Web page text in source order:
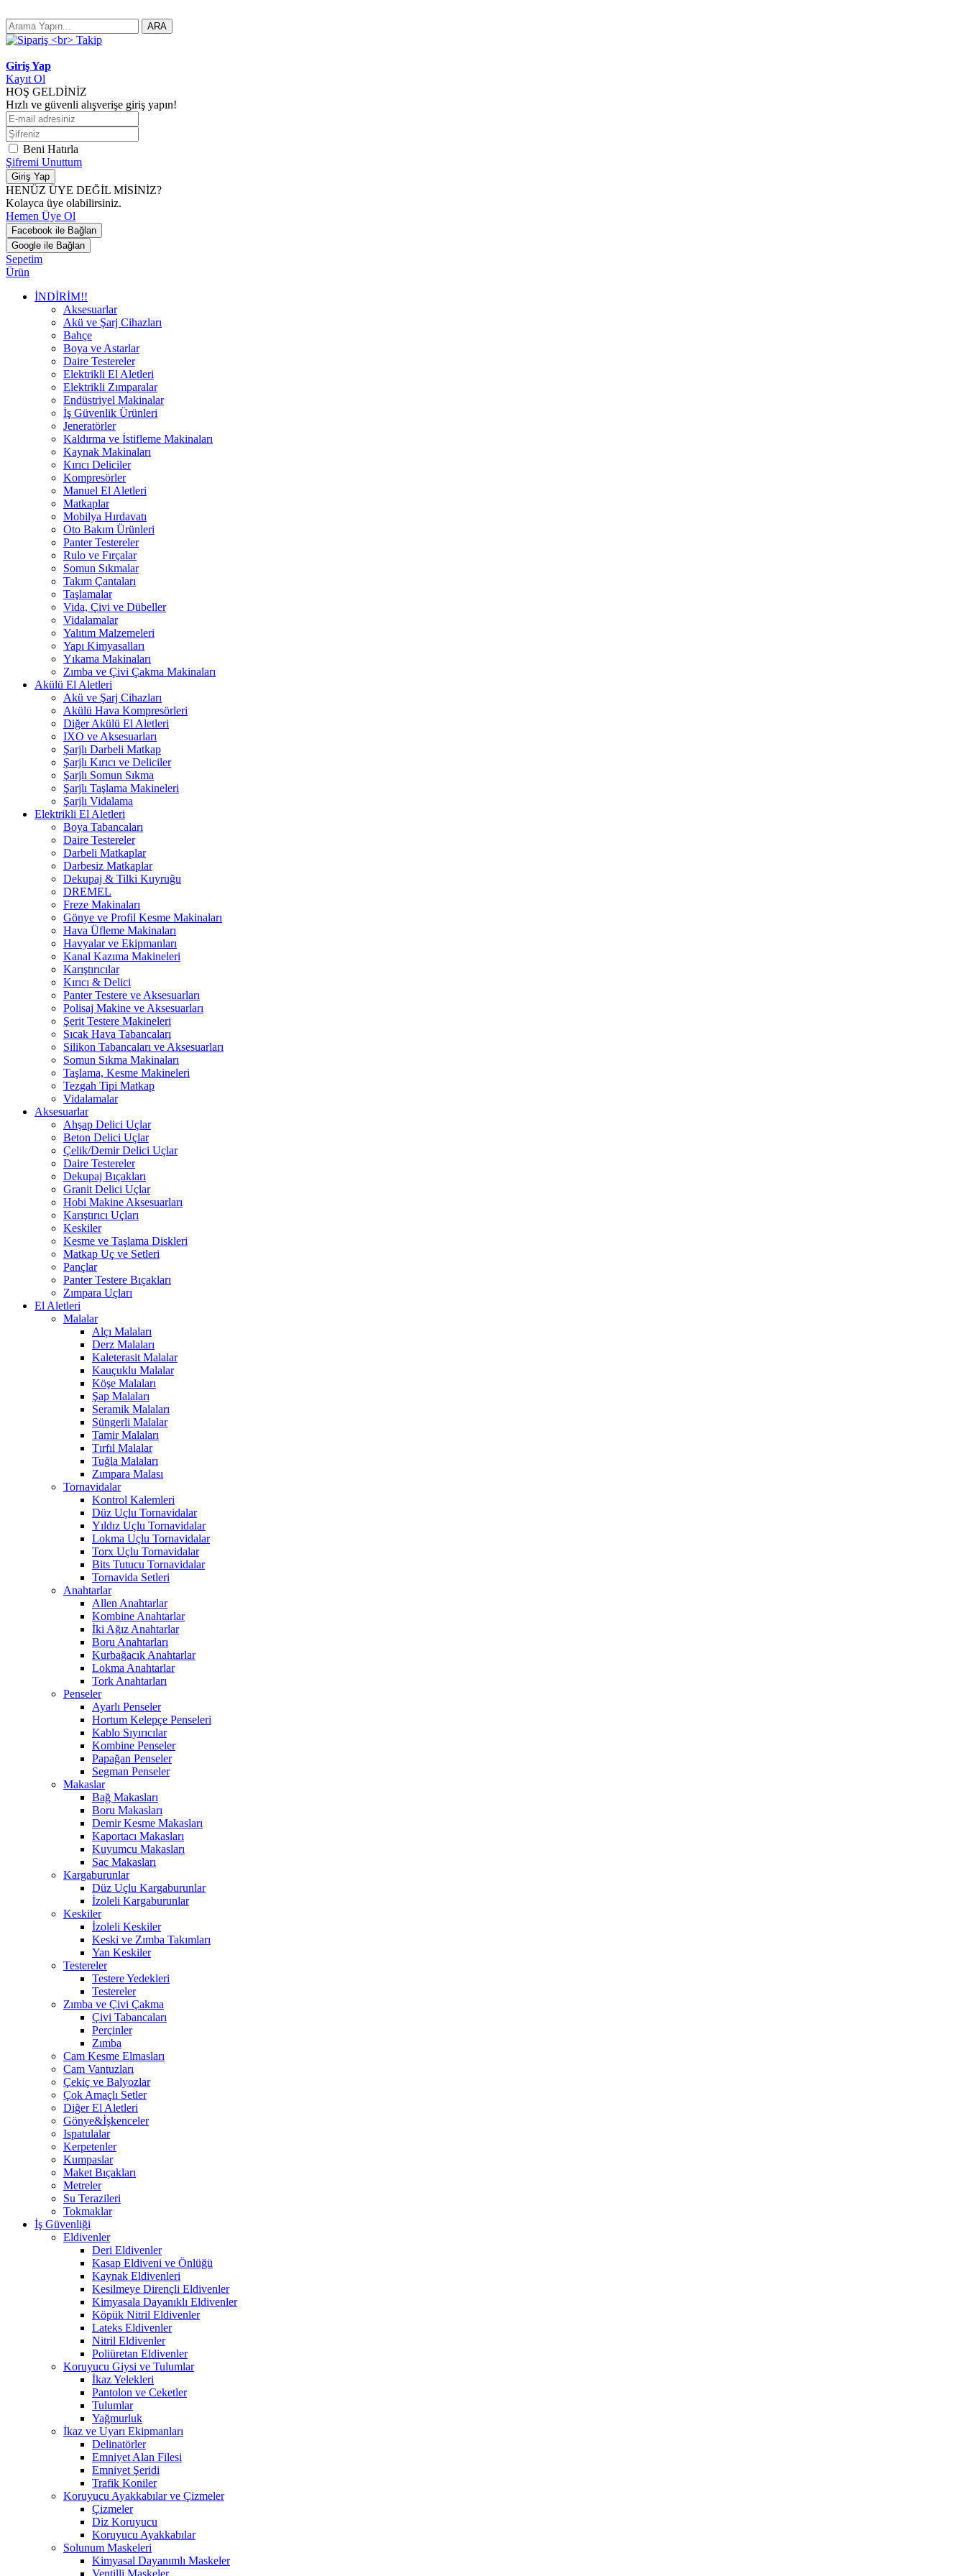
ARA
Giriş Yap
Kayıt Ol
HOŞ GELDİNİZ
Hızlı ve güvenli alışverişe giriş yapın!
Beni Hatırla
Şifremi Unuttum
Giriş Yap
HENÜZ ÜYE DEĞİL MİSİNİZ?
Kolayca üye olabilirsiniz.
Hemen Üye Ol
Facebook ile Bağlan
Google ile Bağlan
Sepetim
Ürün
İNDİRİM!!
Aksesuarlar
Akü ve Şarj Cihazları
Bahçe
Boya ve Astarlar
Daire Testereler
Elektrikli El Aletleri
Elektrikli Zımparalar
Endüstriyel Makinalar
İş Güvenlik Ürünleri
Jeneratörler
Kaldırma ve İstifleme Makinaları
Kaynak Makinaları
Kırıcı Deliciler
Kompresörler
Manuel El Aletleri
Matkaplar
Mobilya Hırdavatı
Oto Bakım Ürünleri
Panter Testereler
Rulo ve Fırçalar
Somun Sıkmalar
Takım Çantaları
Taşlamalar
Vida, Çivi ve Dübeller
Vidalamalar
Yalıtım Malzemeleri
Yapı Kimyasalları
Yıkama Makinaları
Zımba ve Çivi Çakma Makinaları
Akülü El Aletleri
Akü ve Şarj Cihazları
Akülü Hava Kompresörleri
Diğer Akülü El Aletleri
IXO ve Aksesuarları
Şarjlı Darbeli Matkap
Şarjlı Kırıcı ve Deliciler
Şarjlı Somun Sıkma
Şarjlı Taşlama Makineleri
Şarjlı Vidalama
Elektrikli El Aletleri
Boya Tabancaları
Daire Testereler
Darbeli Matkaplar
Darbesiz Matkaplar
Dekupaj & Tilki Kuyruğu
DREMEL
Freze Makinaları
Gönye ve Profil Kesme Makinaları
Hava Üfleme Makinaları
Havyalar ve Ekipmanları
Kanal Kazıma Makineleri
Karıştırıcılar
Kırıcı & Delici
Panter Testere ve Aksesuarları
Polisaj Makine ve Aksesuarları
Şerit Testere Makineleri
Sıcak Hava Tabancaları
Silikon Tabancaları ve Aksesuarları
Somun Sıkma Makinaları
Taşlama, Kesme Makineleri
Tezgah Tipi Matkap
Vidalamalar
Aksesuarlar
Ahşap Delici Uçlar
Beton Delici Uçlar
Çelik/Demir Delici Uçlar
Daire Testereler
Dekupaj Bıçakları
Granit Delici Uçlar
Hobi Makine Aksesuarları
Karıştırıcı Uçları
Keskiler
Kesme ve Taşlama Diskleri
Matkap Uç ve Setleri
Pançlar
Panter Testere Bıçakları
Zımpara Uçları
El Aletleri
Malalar
Alçı Malaları
Derz Malaları
Kaleterasit Malalar
Kauçuklu Malalar
Köşe Malaları
Şap Malaları
Seramik Malaları
Süngerli Malalar
Tamir Malaları
Tırfıl Malalar
Tuğla Malaları
Zımpara Malası
Tornavidalar
Kontrol Kalemleri
Düz Uçlu Tornavidalar
Yıldız Uçlu Tornavidalar
Lokma Uçlu Tornavidalar
Torx Uçlu Tornavidalar
Bits Tutucu Tornavidalar
Tornavida Setleri
Anahtarlar
Allen Anahtarlar
Kombine Anahtarlar
İki Ağız Anahtarlar
Boru Anahtarları
Kurbağacık Anahtarlar
Lokma Anahtarlar
Tork Anahtarları
Penseler
Ayarlı Penseler
Hortum Kelepçe Penseleri
Kablo Sıyırıcılar
Kombine Penseler
Papağan Penseler
Segman Penseler
Makaslar
Bağ Makasları
Boru Makasları
Demir Kesme Makasları
Kaportacı Makasları
Kuyumcu Makasları
Sac Makasları
Kargaburunlar
Düz Uçlu Kargaburunlar
İzoleli Kargaburunlar
Keskiler
İzoleli Keskiler
Keski ve Zımba Takımları
Yan Keskiler
Testereler
Testere Yedekleri
Testereler
Zımba ve Çivi Çakma
Çivi Tabancaları
Perçinler
Zımba
Cam Kesme Elmasları
Cam Vantuzları
Çekiç ve Balyozlar
Çok Amaçlı Setler
Diğer El Aletleri
Gönye&İşkenceler
Ispatulalar
Kerpetenler
Kumpaslar
Maket Bıçakları
Metreler
Su Terazileri
Tokmaklar
İş Güvenliği
Eldivenler
Deri Eldivenler
Kasap Eldiveni ve Önlüğü
Kaynak Eldivenleri
Kesilmeye Dirençli Eldivenler
Kimyasala Dayanıklı Eldivenler
Köpük Nitril Eldivenler
Lateks Eldivenler
Nitril Eldivenler
Poliüretan Eldivenler
Koruyucu Giysi ve Tulumlar
İkaz Yelekleri
Pantolon ve Ceketler
Tulumlar
Yağmurluk
İkaz ve Uyarı Ekipmanları
Delinatörler
Emniyet Alan Filesi
Emniyet Şeridi
Trafik Koniler
Koruyucu Ayakkabılar ve Çizmeler
Çizmeler
Diz Koruyucu
Koruyucu Ayakkabılar
Solunum Maskeleri
Kimyasal Dayanımlı Maskeler
Ventilli Maskeler